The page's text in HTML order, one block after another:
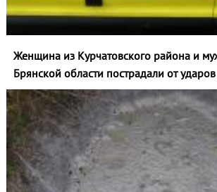
Женщина из Курчатовского района и
Брянской области пострадали от